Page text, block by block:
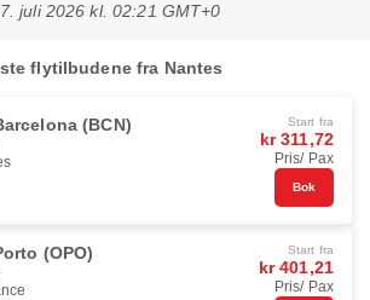
juli 2026 kl. 02:21 GMT+0
flytilbudene fra Nantes
(BCN) Start fra
kr 311,72
Pris/ Pax
Bok
(OPO) Start fra
kr 401,21
Pris/ Pax